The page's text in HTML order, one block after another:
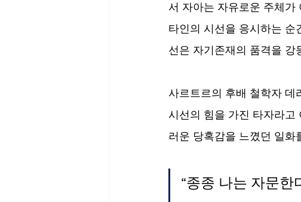
서 자아는 자유로운 주체가
타인의 시선을 응시하는 순
선은 자기존재의 품격을 강
사르트르의 후배 철학자 데
시선의 힘을 가진 타자라고
러운 당혹감을 느꼈던 일화
“종종 나는 자문한